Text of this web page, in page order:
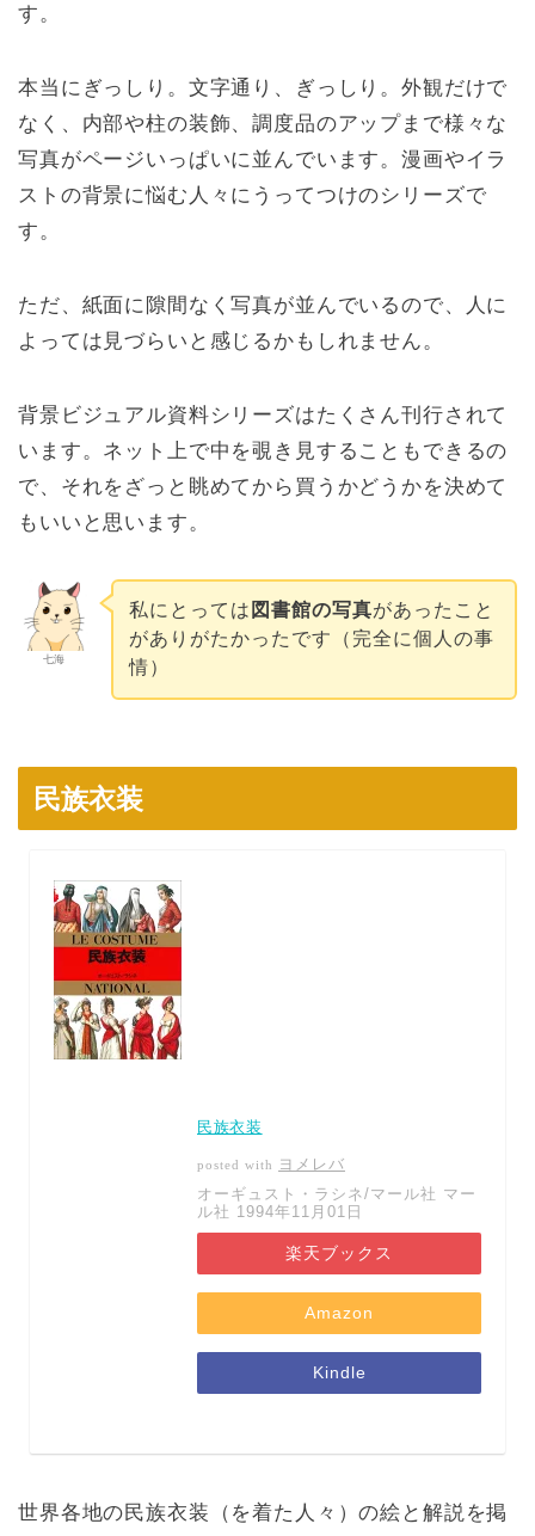
す。
本当にぎっしり。文字通り、ぎっしり。外観だけで
なく、内部や柱の装飾、調度品のアップまで様々な
写真がページいっぱいに並んでいます。漫画やイラ
ストの背景に悩む人々にうってつけのシリーズで
す。
ただ、紙面に隙間なく写真が並んでいるので、人に
よっては見づらいと感じるかもしれません。
背景ビジュアル資料シリーズはたくさん刊行されて
います。ネット上で中を覗き見することもできるの
で、それをざっと眺めてから買うかどうかを決めて
もいいと思います。
七海
私にとっては 図書館の写真があったこと
がありがたかったです（完全に個人の事
情）
民族衣装
民族衣装
posted with
ヨメレバ
オーギュスト・ラシネ/マール社 マー
ル社 1994年11月01日
楽天ブックス
Amazon
Kindle
世界各地の民族衣装（を着た人々）の絵と解説を掲